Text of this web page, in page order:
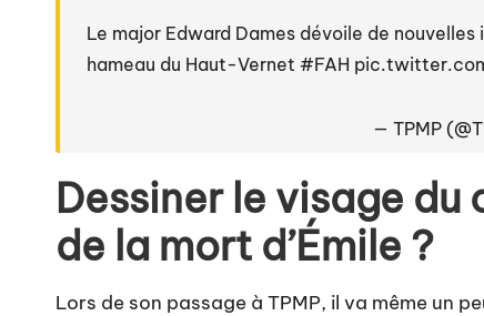
Le major Edward Dames dévoile de
hameau du Haut-Vernet #FAH
— TPMP
Dessiner le visage
de la mort d’Émile ?
Lors de son passage à TPMP, il va même un